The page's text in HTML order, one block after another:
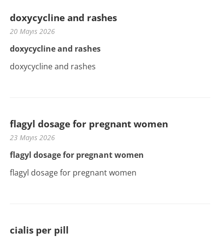
doxycycline and rashes
20 Mayıs 2026
doxycycline and rashes
doxycycline and rashes
flagyl dosage for pregnant women
23 Mayıs 2026
flagyl dosage for pregnant women
flagyl dosage for pregnant women
cialis per pill